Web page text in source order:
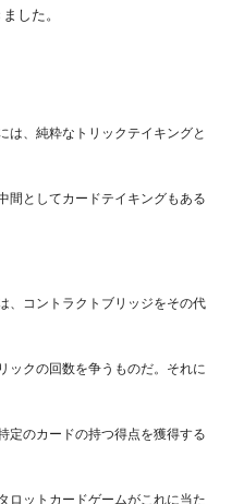
した。
は、純粋なトリックテイキングと
間としてカードテイキングもある
、コントラクトブリッジをその代
ックの回数を争うものだ。それに
定のカードの持つ得点を獲得する
ロットカードゲームがこれに当た